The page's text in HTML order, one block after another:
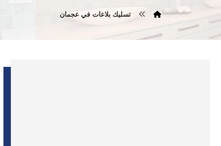
تسليك بلاعات في عجمان